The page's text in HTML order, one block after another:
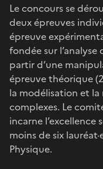
Le concours se
deux épreuves
épreuve
fondée sur
partir d’une
épreuve théorique
la modélisation et
complexes. Le
incarne
moins de six
Physique.